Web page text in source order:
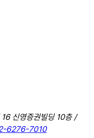
신영증권빌딩 10층 /
6276-7010